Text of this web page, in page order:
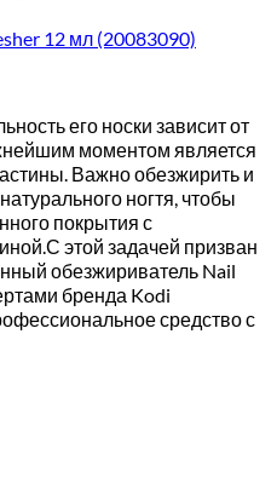
12 мл (20083090)
его носки зависит от
моментом является
Важно обезжирить и
ногтя, чтобы
покрытия с
этой задачей призван
обезжириватель Nail
бренда Kodi
средство с